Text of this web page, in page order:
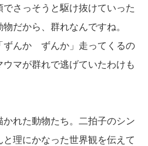
さっそうと駆け抜けていった
だから、群れなんですね。
ずんか ずんか」走ってくるの
マが群れで逃げていたわけも
れた動物たち。二拍子のシン
理にかなった世界観を伝えて